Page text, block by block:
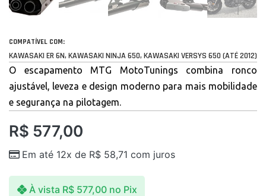
COMPATÍVEL COM:
KAWASAKI ER 6N, KAWASAKI NINJA 650, KAWASAKI VERSYS 650 (ATÉ 2012)
O escapamento MTG MotoTunings combina ronco
ajustável, leveza e design moderno para mais mobilidade
e segurança na pilotagem.
R$ 577,00
Em até 12x de R$ 58,71 com juros
À vista R$577,00 no Pix